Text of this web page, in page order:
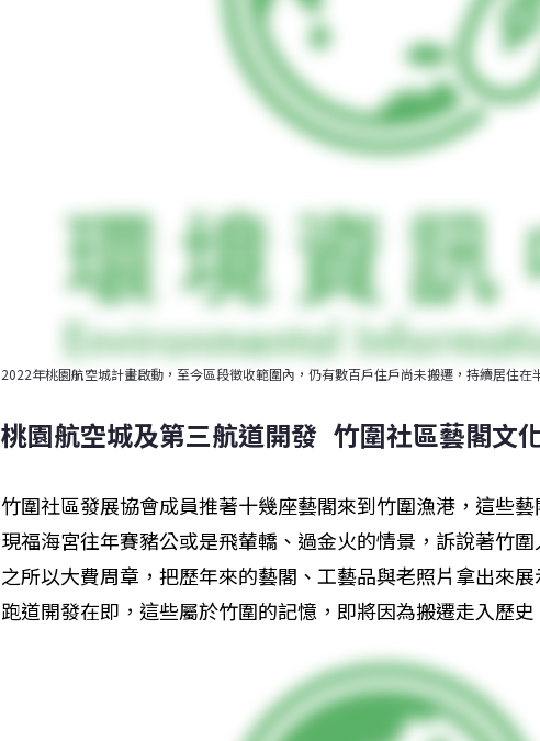
2022年桃園航空城計畫啟動，至今區段徵收範圍內，仍有數百戶住戶尚未搬遷，持續居住在
桃園航空城及第三航道開發   竹圍社區藝閣文
竹圍社區發展協會成員推著十幾座藝閣來到竹圍漁港，這些
現福海宮往年賽豬公或是飛輦轎、過金火的情景，訴說著竹
之所以大費周章，把歷年來的藝閣、工藝品與老照片拿出來
跑道開發在即，這些屬於竹圍的記憶，即將因為搬遷走入歷史